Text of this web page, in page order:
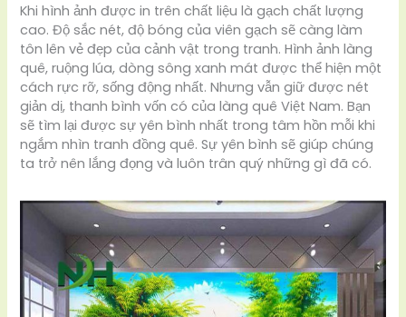
Khi hình ảnh được in trên chất liệu là gạch chất lượng
cao. Độ sắc nét, độ bóng của viên gạch sẽ càng làm
tôn lên vẻ đẹp của cảnh vật trong tranh. Hình ảnh làng
quê, ruộng lúa, dòng sông xanh mát được thể hiện một
cách rực rỡ, sống động nhất. Nhưng vẫn giữ được nét
giản dị, thanh bình vốn có của làng quê Việt Nam. Bạn
sẽ tìm lại được sự yên bình nhất trong tâm hồn mỗi khi
ngắm nhìn tranh đồng quê. Sự yên bình sẽ giúp chúng
ta trở nên lắng đọng và luôn trân quý những gì đã có.